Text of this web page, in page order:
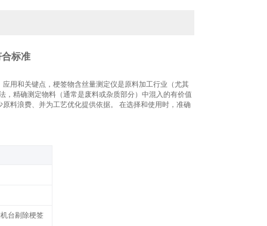
标准
应用和关键点 ， 梗签物含丝量测定仪是原料加工行业（尤其
，精确测定物料（通常是废料或杂质部分）中混入的有价值
料浪费、并为工艺优化提供依据。
在选择和使用时，准确
台剔除梗签